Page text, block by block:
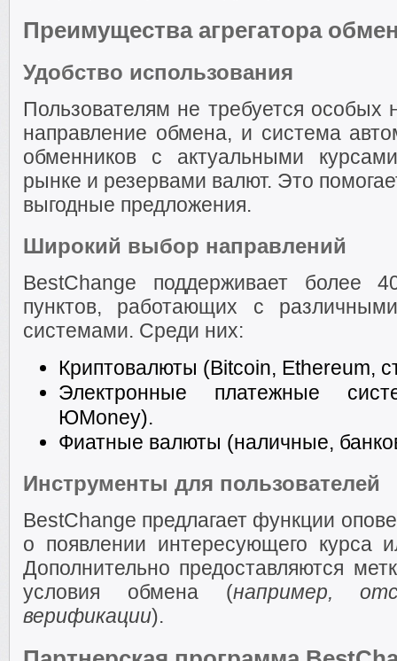
Преимущества агрегатора
Удобство использования
Пользователям не требуется особых
направление обмена, и система
обменников с актуальными
рынке и резервами валют. Это
выгодные предложения.
Широкий выбор направлений
BestChange поддерживает более
пунктов, работающих с
системами. Среди них:
Криптовалюты (Bitcoin, Ethereum,
Электронные платежные
ЮMoney).
Фиатные валюты (наличные,
Инструменты для пользователей
BestChange предлагает функции
о появлении интересующего курса
Дополнительно предоставляются
условия обмена (например,
верификации).